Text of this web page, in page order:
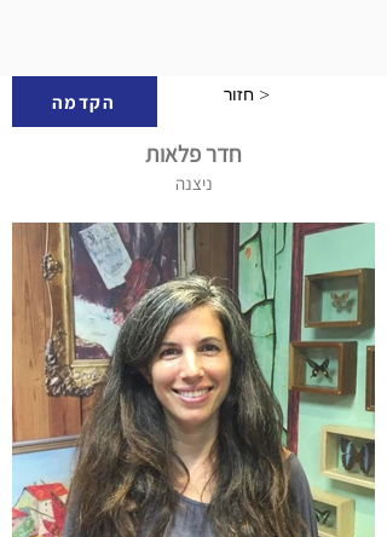
הקדמה חזור >
חדר פלאות
ניצנה